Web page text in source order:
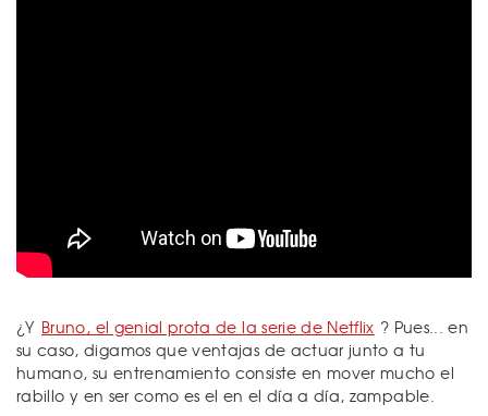
¿Y Bruno, el genial prota de la serie de Netflix ? Pues... en
su caso, digamos que ventajas de actuar junto a tu
humano, su entrenamiento consiste en mover mucho el
rabillo y en ser como es el en el día a día, zampable.